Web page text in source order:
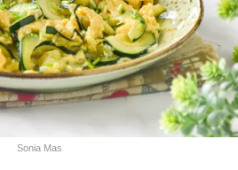
Sonia Mas